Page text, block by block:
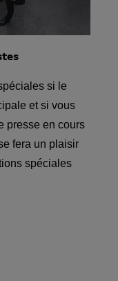
si le
et si vous
presse en cours
fera un plaisir
spéciales